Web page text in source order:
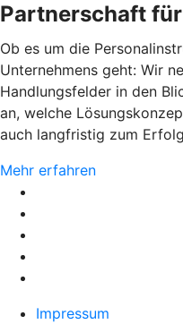
Partnerschaft
Ob es um die
Unternehmens geht: Wir
Handlungsfelder in den
an, welche
auch langfristig zum
Mehr erfahren
Impressum